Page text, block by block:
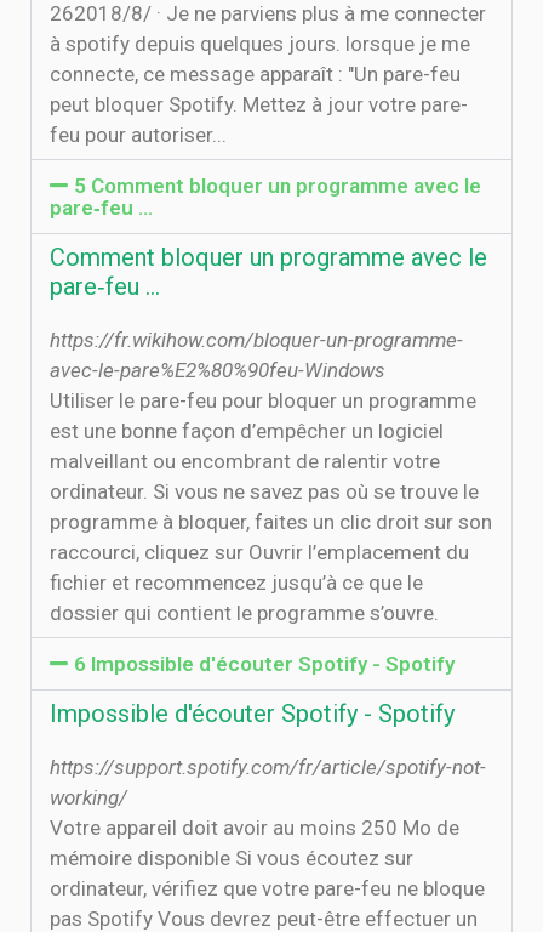
26‏‏/8‏‏/2018 · Je ne parviens plus à me connecter
à spotify depuis quelques jours. lorsque je me
connecte, ce message apparaît : "Un pare-feu
peut bloquer Spotify. Mettez à jour votre pare-
feu pour autoriser...
5 Comment bloquer un programme avec le
pare‐feu …
Comment bloquer un programme avec le
pare‐feu …
https://fr.wikihow.com/bloquer-un-programme-
avec-le-pare%E2%80%90feu-Windows
Utiliser le pare-feu pour bloquer un programme
est une bonne façon d’empêcher un logiciel
malveillant ou encombrant de ralentir votre
ordinateur. Si vous ne savez pas où se trouve le
programme à bloquer, faites un clic droit sur son
raccourci, cliquez sur Ouvrir l’emplacement du
fichier et recommencez jusqu’à ce que le
dossier qui contient le programme s’ouvre.
6 Impossible d'écouter Spotify - Spotify
Impossible d'écouter Spotify - Spotify
https://support.spotify.com/fr/article/spotify-not-
working/
Votre appareil doit avoir au moins 250 Mo de
mémoire disponible Si vous écoutez sur
ordinateur, vérifiez que votre pare-feu ne bloque
pas Spotify Vous devrez peut-être effectuer un